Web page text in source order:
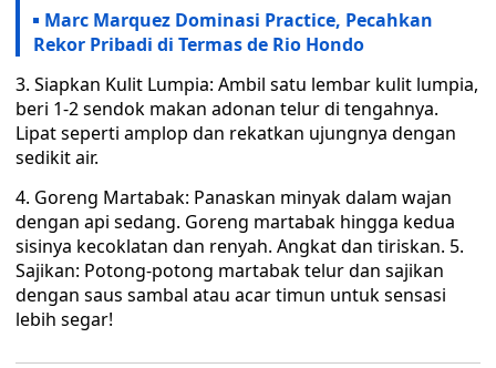
Marc Marquez Dominasi Practice, Pecahkan
Rekor Pribadi di Termas de Rio Hondo
3. Siapkan Kulit Lumpia: Ambil satu lembar kulit lumpia,
beri 1-2 sendok makan adonan telur di tengahnya.
Lipat seperti amplop dan rekatkan ujungnya dengan
sedikit air.
4. Goreng Martabak: Panaskan minyak dalam wajan
dengan api sedang. Goreng martabak hingga kedua
sisinya kecoklatan dan renyah. Angkat dan tiriskan. 5.
Sajikan: Potong-potong martabak telur dan sajikan
dengan saus sambal atau acar timun untuk sensasi
lebih segar!